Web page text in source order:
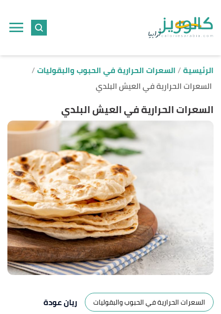
الرئيسية السعرات الحرارية في الحبوب والبقوليات
السعرات الحرارية في العيش البلدي
السعرات الحرارية في العيش البلدي
السعرات الحرارية في الحبوب والبقوليات
ريان عودة